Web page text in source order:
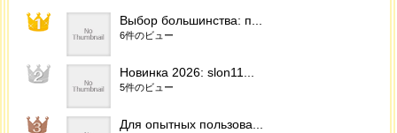
Выбор большинства: п...
6件のビュー
Новинка 2026: slon11...
5件のビュー
Для опытных пользова...